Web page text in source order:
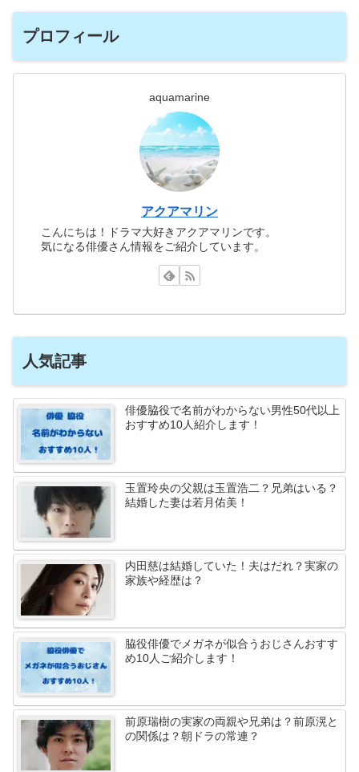
プロフィール
aquamarine
アクアマリン
こんにちは！ドラマ大好きアクアマリンです。
気になる俳優さん情報をご紹介しています。
人気記事
俳優脇役で名前がわからない男性50代以上
おすすめ10人紹介します！
玉置玲央の父親は玉置浩二？兄弟はいる？
結婚した妻は若月佑美！
内田慈は結婚していた！夫はだれ？実家の
家族や経歴は？
脇役俳優でメガネが似合うおじさんおすす
め10人ご紹介します！
前原瑞樹の実家の両親や兄弟は？前原滉と
の関係は？朝ドラの常連？